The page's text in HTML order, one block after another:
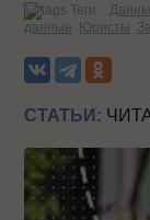
Теги:
данные Юристы
СТАТЬИ: